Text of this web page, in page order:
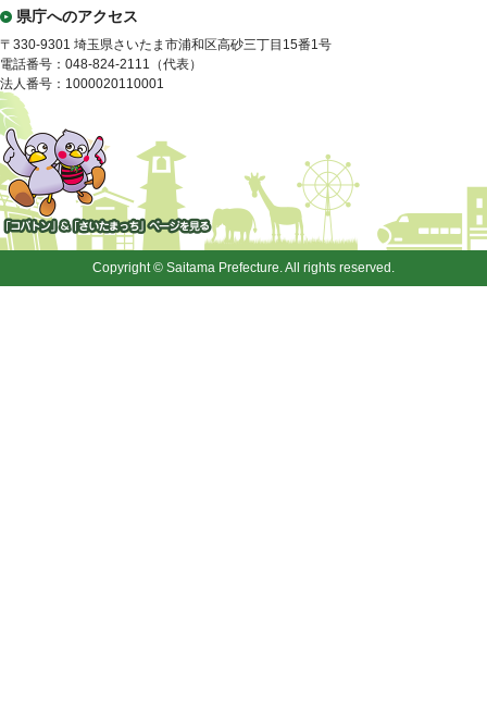
県庁へのアクセス
〒330-9301 埼玉県さいたま市浦和区高砂三丁目15番1号
電話番号：048-824-2111（代表）
法人番号：1000020110001
「コバトン」&「さいたまっ
Copyright © Saitama Prefecture. All rights reserved.